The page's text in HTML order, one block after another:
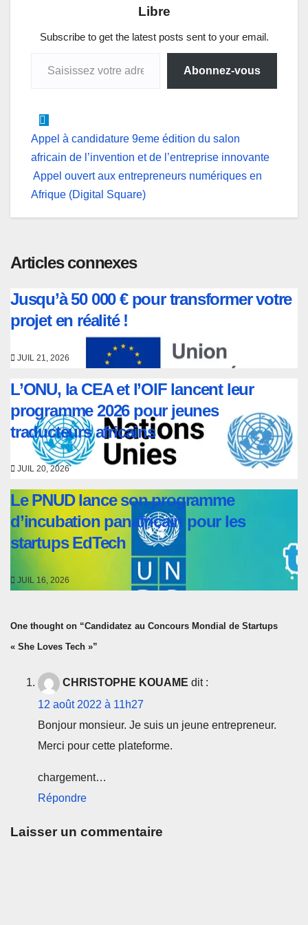
p
o
k
I
n
g
e
a
m
Libre
Subscribe to get the latest posts sent to your email.
Abonnez-vous
Navigation
de
l’article
Appel à candidature 9eme édition du salon
africain de l’invention et de l’entreprise innovante
Appel ouvert aux entrepreneurs numériques en
Afrique (Digital Square)
Articles connexes
Jusqu’à 50 000 € pour transformer votre
projet en réalité !
JUIL 21, 2026
L’ONU, la CEA et l’OIF lancent leur
programme 2026 pour jeunes
traducteurs africains
JUIL 20, 2026
Le PNUD lance son programme
d’incubation panafricain pour les
startups EdTech
JUIL 16, 2026
One thought on “Candidatez au Concours Mondial de Startups
« She Loves Tech »”
CHRISTOPHE KOUAME dit :
12 août 2022 à 11h27
Bonjour monsieur. Je suis un jeune entrepreneur.
Merci pour cette plateforme.
chargement…
Répondre
Laisser un commentaire